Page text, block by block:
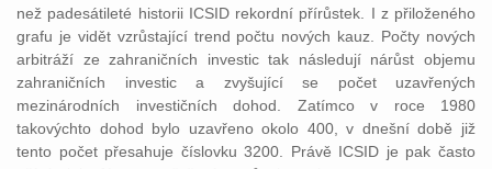
než padesátileté historii ICSID rekordní přírůstek. I z přiloženého
grafu je vidět vzrůstající trend počtu nových kauz. Počty nových
arbitráží ze zahraničních investic tak následují nárůst objemu
zahraničních investic a zvyšující se počet uzavřených
mezinárodních investičních dohod. Zatímco v roce 1980
takovýchto dohod bylo uzavřeno okolo 400, v dnešní době již
tento počet přesahuje číslovku 3200. Právě ICSID je pak často